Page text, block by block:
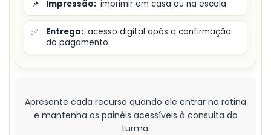
📌 Impressão: imprimir em casa ou na escola
✅ Entrega: acesso digital após a confirmação
do pagamento
Apresente cada recurso quando ele entrar na rotina
e mantenha os painéis acessíveis à consulta da
turma.